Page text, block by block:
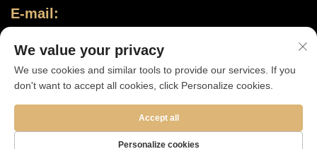
E-mail:
Ophavsret © 2025 af Shanxi ShuheHealth Co., Ltd. |Privatlivspolitik
We value your privacy
We use cookies and similar tools to provide our services. If you
don't want to accept all cookies, click Personalize cookies.
Personalize cookies
Accept all